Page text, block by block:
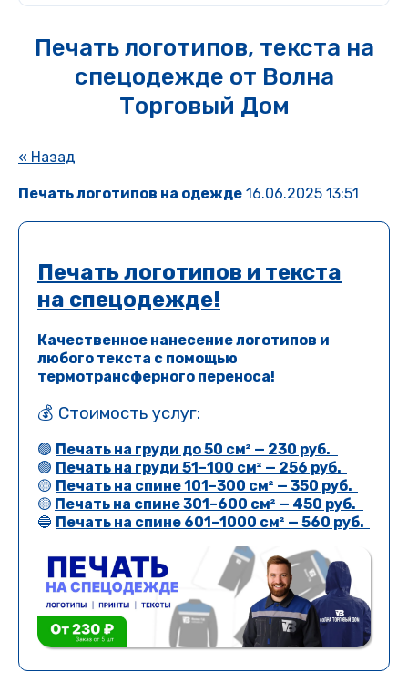
Печать логотипов, текста на
спецодежде от Волна
Торговый Дом
« Назад
Печать логотипов на одежде 16.06.2025 13:51
Печать логотипов и текста
на спецодежде!
Качественное нанесение логотипов и
любого текста с помощью
термотрансферного переноса!
💰 Стоимость услуг:
🟢 Печать на груди до 50 см² — 230 руб.
🟢 Печать на груди 51–100 см² — 256 руб.
🟡 Печать на спине 101–300 см² — 350 руб.
🟡 Печать на спине 301–600 см² — 450 руб.
🔵 Печать на спине 601–1000 см² — 560 руб.